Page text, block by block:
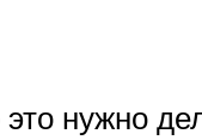
нужно